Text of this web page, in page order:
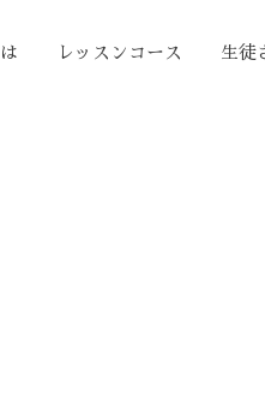
レッスンコース 生徒